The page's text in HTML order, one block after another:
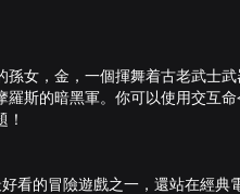
女，金，一個揮舞着古老武士武
斯的暗黑軍。你可以使用交互
看的冒險遊戲之一，還站在經典